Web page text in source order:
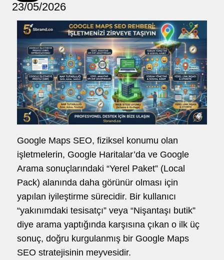
hello@5brand.co
23/05/2026
Google Maps SEO, fiziksel konumu olan
işletmelerin, Google Haritalar’da ve Google
Arama sonuçlarındaki “Yerel Paket” (Local
Pack) alanında daha görünür olması için
yapılan iyileştirme sürecidir. Bir kullanıcı
“yakınımdaki tesisatçı” veya “Nişantaşı butik”
diye arama yaptığında karşısına çıkan o ilk üç
sonuç, doğru kurgulanmış bir Google Maps
SEO stratejisinin meyvesidir.